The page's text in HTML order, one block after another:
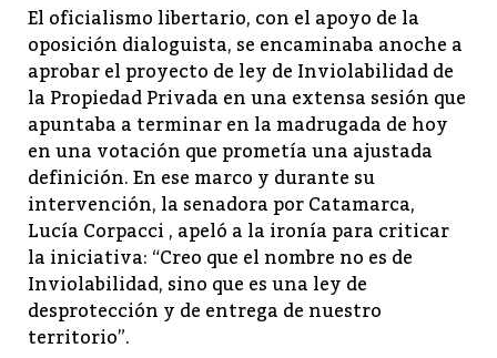
El oficialismo libertario, con el apoyo de la
oposición dialoguista, se encaminaba anoche a
aprobar el proyecto de ley de Inviolabilidad de
la Propiedad Privada en una extensa sesión que
apuntaba a terminar en la madrugada de hoy
en una votación que prometía una ajustada
definición. En ese marco y durante su
intervención, la senadora por Catamarca,
Lucía Corpacci , apeló a la ironía para criticar
la iniciativa: “Creo que el nombre no es de
Inviolabilidad, sino que es una ley de
desprotección y de entrega de nuestro
territorio”.